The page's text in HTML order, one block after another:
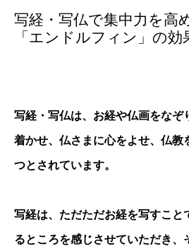
写経・写仏で集中力を
「エンドルフィン」の効
写経・写仏は、お経や仏画をなぞ
着かせ、仏さまに心をよせ、仏教
つとされています。
写経は、ただただお経を写すこと
るところを感じさせていただき、